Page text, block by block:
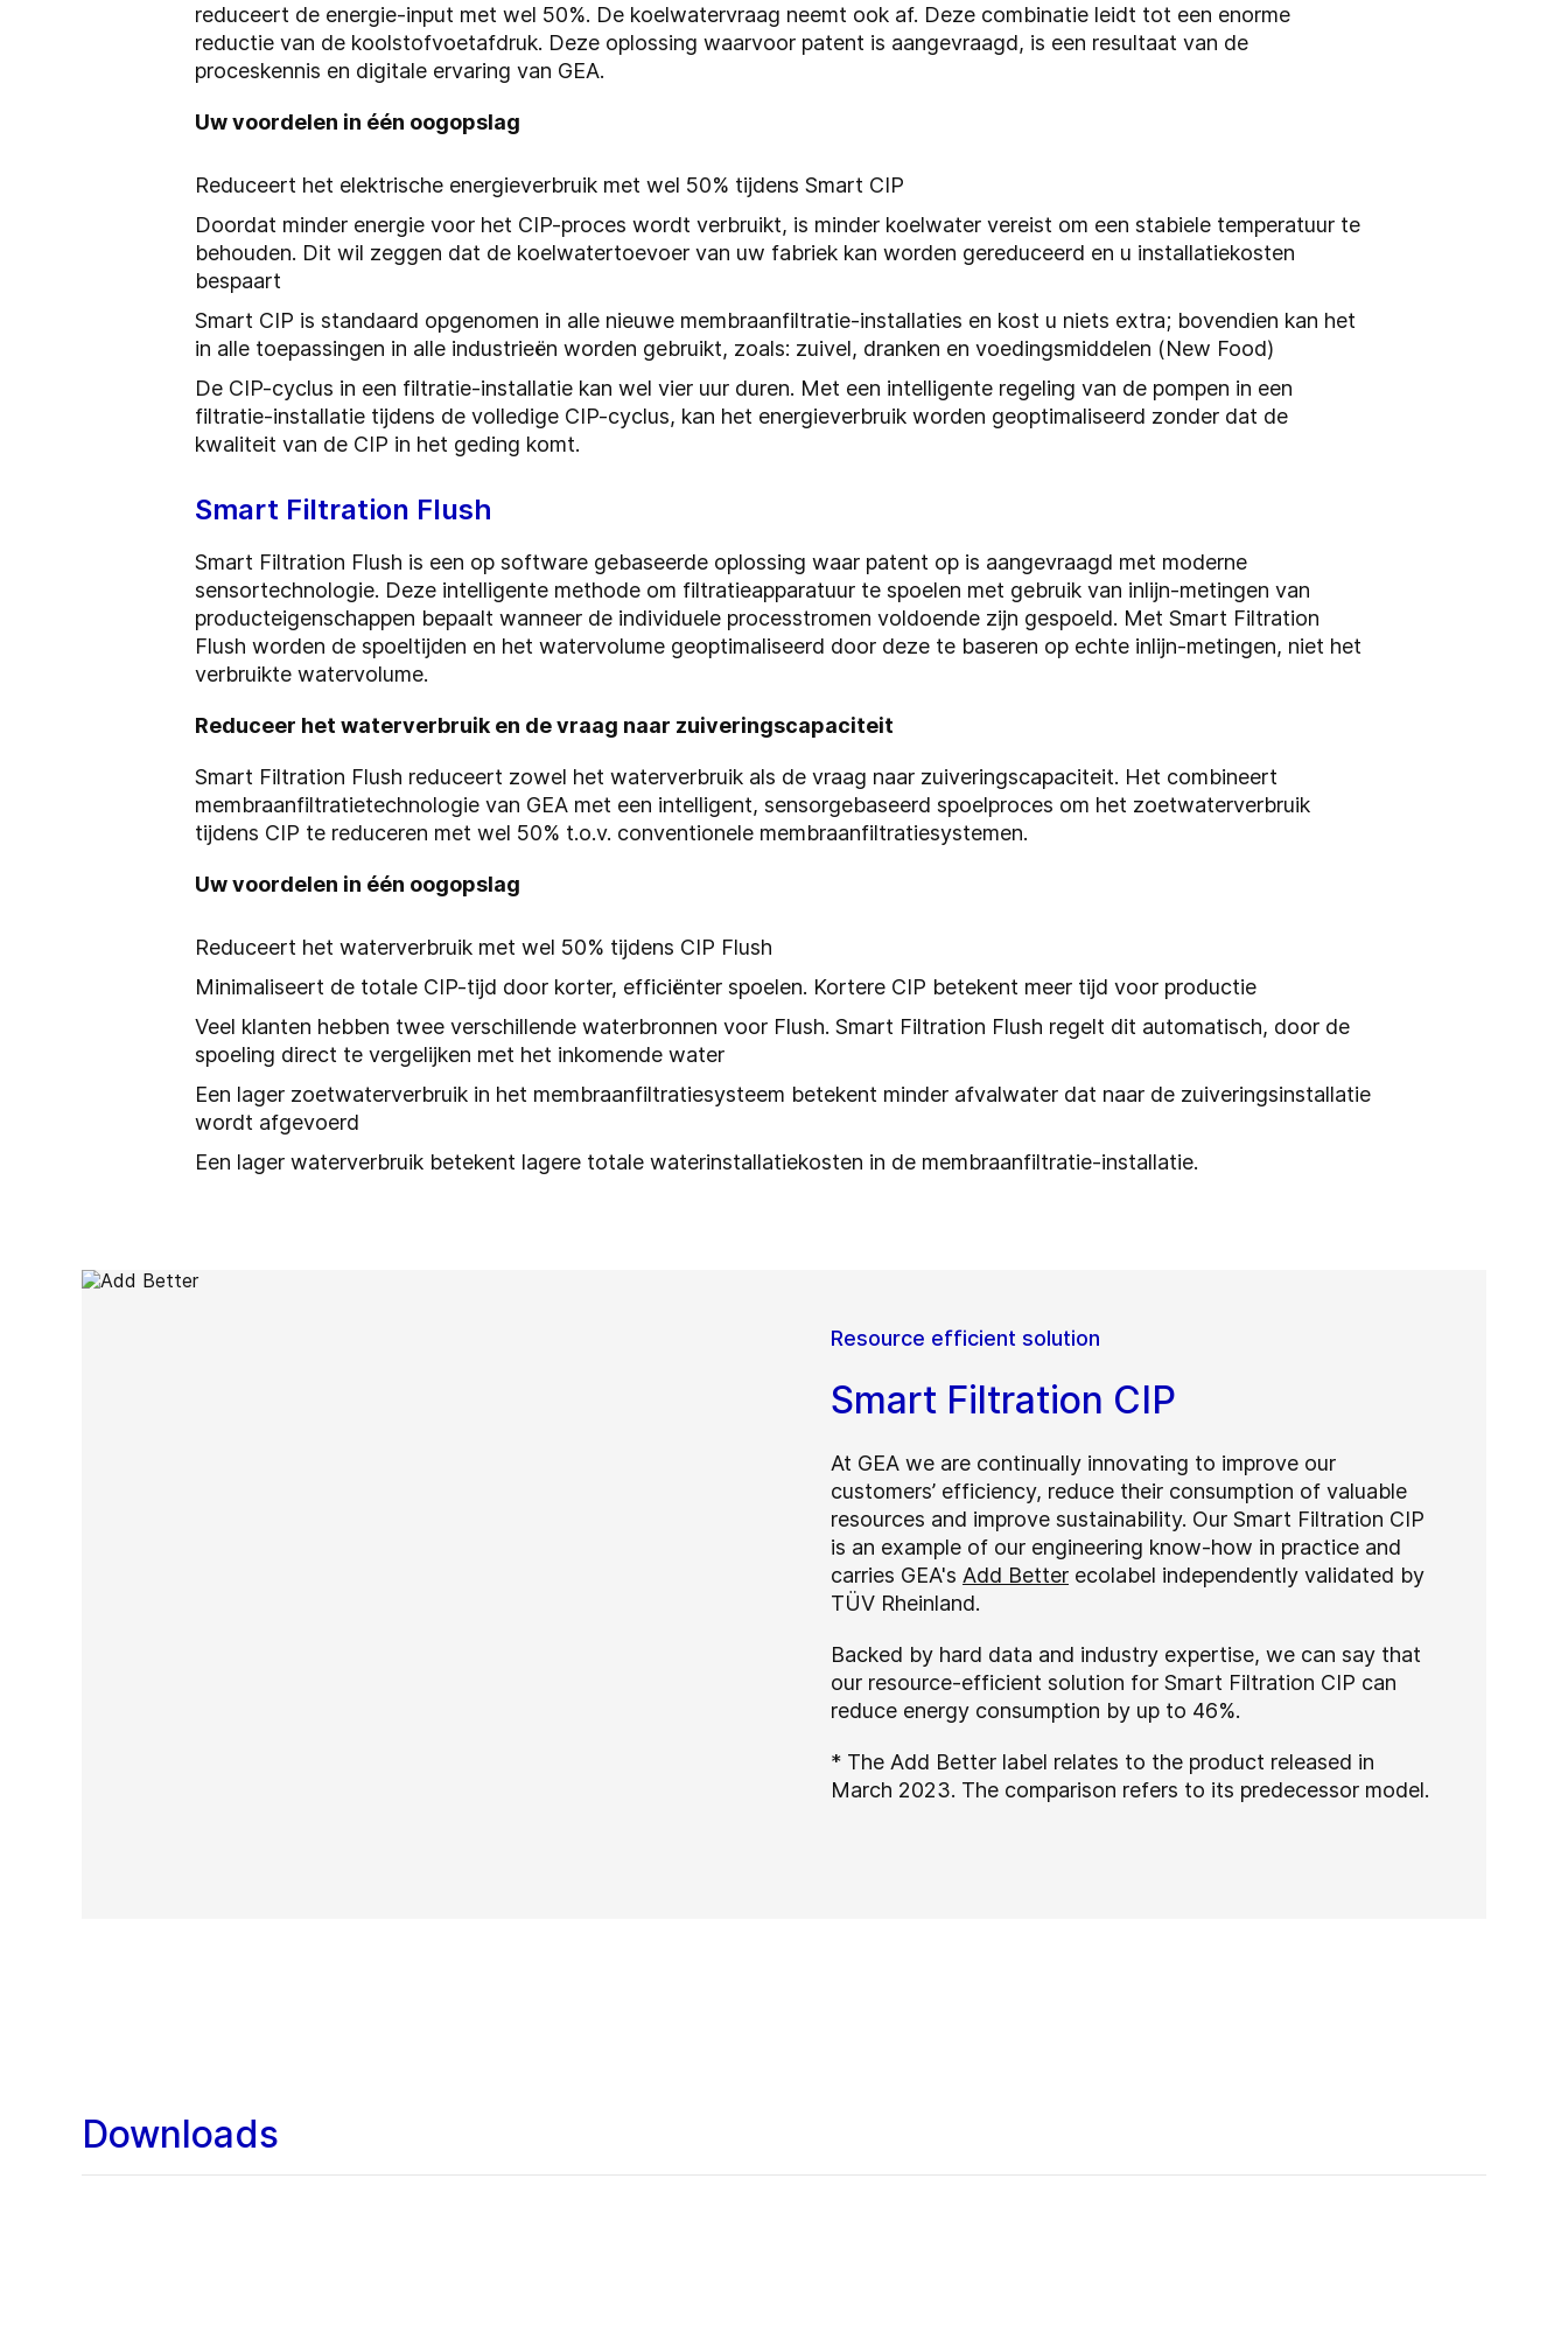
reduceert de energie-input met wel 50%. De koelwatervraag neemt ook af. Deze combinatie leidt tot een enorme
reductie van de koolstofvoetafdruk. Deze oplossing waarvoor patent is aangevraagd, is een resultaat van de
proceskennis en digitale ervaring van GEA.
Uw voordelen in één oogopslag
Reduceert het elektrische energieverbruik met wel 50% tijdens Smart CIP
Doordat minder energie voor het CIP-proces wordt verbruikt, is minder koelwater vereist om een stabiele temperatuur te
behouden. Dit wil zeggen dat de koelwatertoevoer van uw fabriek kan worden gereduceerd en u installatiekosten
bespaart
Smart CIP is standaard opgenomen in alle nieuwe membraanfiltratie-installaties en kost u niets extra; bovendien kan het
in alle toepassingen in alle industrieën worden gebruikt, zoals: zuivel, dranken en voedingsmiddelen (New Food)
De CIP-cyclus in een filtratie-installatie kan wel vier uur duren. Met een intelligente regeling van de pompen in een
filtratie-installatie tijdens de volledige CIP-cyclus, kan het energieverbruik worden geoptimaliseerd zonder dat de
kwaliteit van de CIP in het geding komt.
Smart Filtration Flush
Smart Filtration Flush is een op software gebaseerde oplossing waar patent op is aangevraagd met moderne
sensortechnologie. Deze intelligente methode om filtratieapparatuur te spoelen met gebruik van inlijn-metingen van
producteigenschappen bepaalt wanneer de individuele processtromen voldoende zijn gespoeld. Met Smart Filtration
Flush worden de spoeltijden en het watervolume geoptimaliseerd door deze te baseren op echte inlijn-metingen, niet het
verbruikte watervolume.
Reduceer het waterverbruik en de vraag naar zuiveringscapaciteit
Smart Filtration Flush reduceert zowel het waterverbruik als de vraag naar zuiveringscapaciteit. Het combineert
membraanfiltratietechnologie van GEA met een intelligent, sensorgebaseerd spoelproces om het zoetwaterverbruik
tijdens CIP te reduceren met wel 50% t.o.v. conventionele membraanfiltratiesystemen.
Uw voordelen in één oogopslag
Reduceert het waterverbruik met wel 50% tijdens CIP Flush
Minimaliseert de totale CIP-tijd door korter, efficiënter spoelen. Kortere CIP betekent meer tijd voor productie
Veel klanten hebben twee verschillende waterbronnen voor Flush. Smart Filtration Flush regelt dit automatisch, door de
spoeling direct te vergelijken met het inkomende water
Een lager zoetwaterverbruik in het membraanfiltratiesysteem betekent minder afvalwater dat naar de zuiveringsinstallatie
wordt afgevoerd
Een lager waterverbruik betekent lagere totale waterinstallatiekosten in de membraanfiltratie-installatie.
Resource efficient solution
Smart Filtration CIP
At GEA we are continually innovating to improve our
customers’ efficiency, reduce their consumption of valuable
resources and improve sustainability. Our Smart Filtration CIP
is an example of our engineering know-how in practice and
carries GEA's Add Better ecolabel independently validated by
TÜV Rheinland.
Backed by hard data and industry expertise, we can say that
our resource-efficient solution for Smart Filtration CIP can
reduce energy consumption by up to 46%.
* The Add Better label relates to the product released in
March 2023. The comparison refers to its predecessor model.
Downloads